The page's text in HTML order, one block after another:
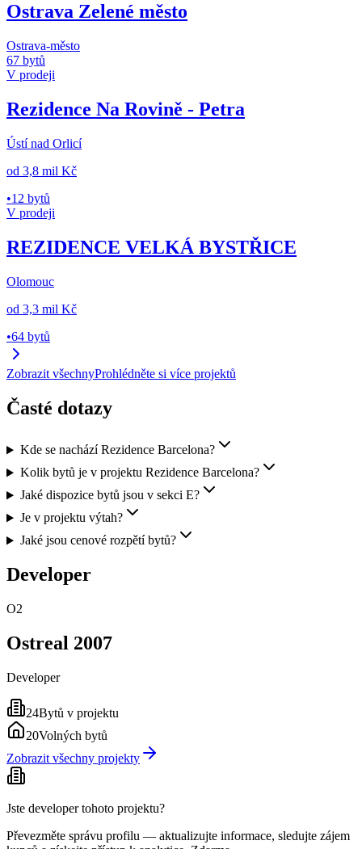
Ostrava Zelené město
Ostrava-město
67 bytů
V prodeji
Rezidence Na Rovině - Petra
Ústí nad Orlicí
od 3,8 mil Kč
•12 bytů
V prodeji
REZIDENCE VELKÁ BYSTŘICE
Olomouc
od 3,3 mil Kč
•64 bytů
Zobrazit všechnyProhlédněte si více projektů
Časté dotazy
Kde se nachází Rezidence Barcelona?
Kolik bytů je v projektu Rezidence Barcelona?
Jaké dispozice bytů jsou v sekci E?
Je v projektu výtah?
Jaké jsou cenové rozpětí bytů?
Developer
O2
Ostreal 2007
Developer
24Bytů v projektu
20Volných bytů
Zobrazit všechny projekty
Jste developer tohoto projektu?
Převezměte správu profilu — aktualizujte informace, sledujte zájem